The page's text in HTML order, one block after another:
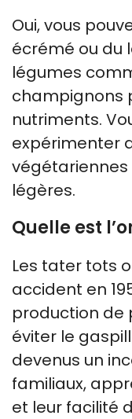
Oui, vous
écrémé ou du
légumes
champignons
nutriments.
expérimenter
légères.
Quelle est
Les tater tots
accident en
production de
éviter le
devenus un
familiaux,
et leur facilité